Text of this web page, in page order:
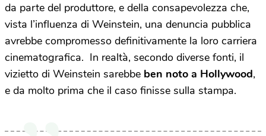
da parte del produttore, e della consapevolezza che,
vista l’influenza di Weinstein, una denuncia pubblica
avrebbe compromesso definitivamente la loro carriera
cinematografica. In realtà, secondo diverse fonti, il
vizietto di Weinstein sarebbe ben noto a Hollywood,
e da molto prima che il caso finisse sulla stampa.